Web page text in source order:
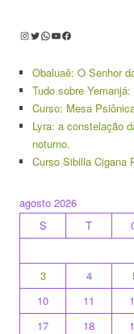
Instagram
Twitter
WhatsApp
Youtube
Facebook
Obaluaê: O Senhor
Tudo sobre
Curso: Mesa
Lyra: a constelação
noturno.
Curso Sibilla Cigana
agosto 2026
S
T
3
4
10
11
17
18